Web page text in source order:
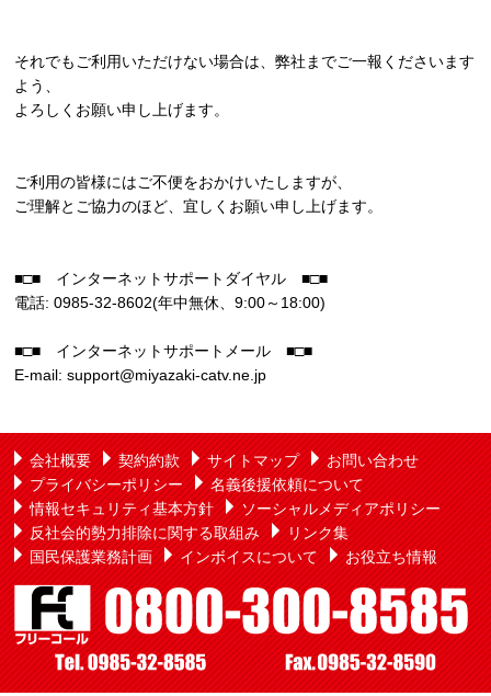
それでもご利用いただけない場合は、弊社までご一報くださいます
よう、
よろしくお願い申し上げます。
ご利用の皆様にはご不便をおかけいたしますが、
ご理解とご協力のほど、宜しくお願い申し上げます。
■□■ インターネットサポートダイヤル ■□■
電話: 0985-32-8602(年中無休、9:00～18:00)
■□■ インターネットサポートメール ■□■
E-mail: support@miyazaki-catv.ne.jp
会社概要 契約約款 サイトマップ
お問い合わせ
プライバシーポリシー
名義後援依頼について
情報セキュリティ基本方針
ソーシャルメディアポリシー
反社会的勢力排除に関する取組み
リンク集
国民保護業務計画
インボイスについて お役立ち情報